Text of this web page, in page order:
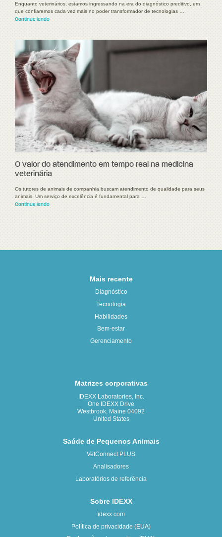
Enquanto veterinários, estamos ingressando na era do diagnóstico preditivo, em
que confiaremos cada vez mais no poder transformador de tecnologias …
Continue lendo
O valor do atendimento em tempo real na medicina
veterinária
Os tutores de animais de companhia buscam atendimento de qualidade para seus
animais. Um serviço de excelência é fundamental para …
Continue lendo
Mais recente
Diagnóstico
Tecnologia
Habilidades
Bem-estar
Gerenciamento
Matrizes corporativas
IDEXX Laboratories, Inc.
One IDEXX Drive
Westbrook, Maine 04092
United States
Saúde de Pequenos Animais
VetConnect PLUS
Analisadores
Laboratórios de referência
Sobre IDEXX
idexx.com
Política de privacidade (EUA)